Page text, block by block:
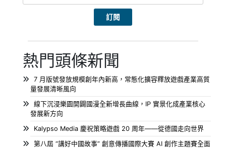
熱門頭條新聞
7 月版號發放規模創年內新高，常態化擴容釋放遊戲產業高質
量發展清晰風向
線下沉浸樂園開闢國漫全新增長曲線，IP 實景化成產業核心
發展新方向
Kalypso Media 慶祝策略遊戲 20 周年——從德國走向世界
第八屆 “講好中國故事” 創意傳播國際大賽 AI 創作主題賽全面